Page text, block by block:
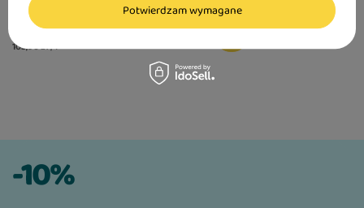
25,99 zł
103,96 zł / l
-10%
Potwierdzam wymagane